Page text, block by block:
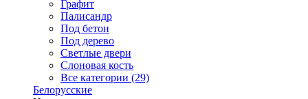
Графит
Палисандр
Под бетон
Под дерево
Светлые двери
Слоновая кость
Все категории (29)
Белорусские